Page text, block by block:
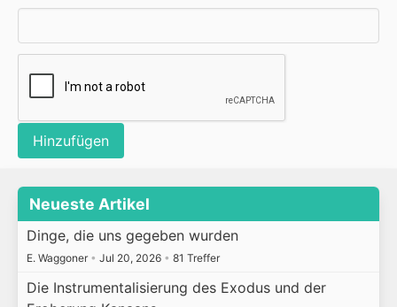
Neueste Artikel
Dinge, die uns gegeben wurden
E. Waggoner • Jul 20, 2026 • 81 Treffer
Die Instrumentalisierung des Exodus und der